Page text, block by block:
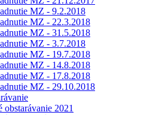
MZ - 9.2.2018
MZ - 22.3.2018
MZ - 31.5.2018
MZ - 3.7.2018
MZ - 19.7.2018
MZ - 14.8.2018
MZ - 17.8.2018
MZ - 29.10.2018
obstarávanie 2021